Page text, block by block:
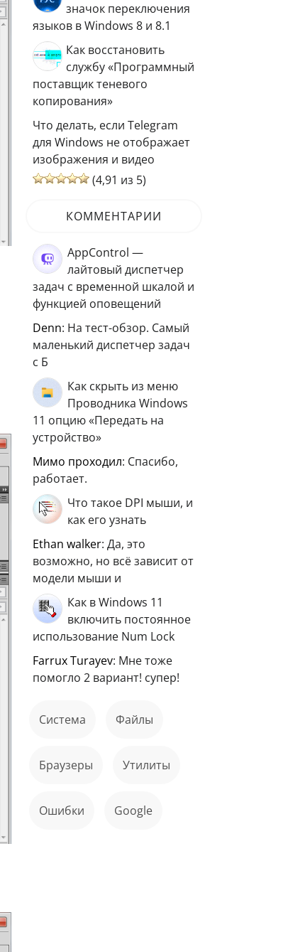
значок переключения
языков в Windows 8 и 8.1
Как восстановить
службу «Программный
поставщик теневого
копирования»
Что делать, если Telegram
для Windows не отображает
изображения и видео
(4,91 из 5)
КОММЕНТАРИИ
AppControl —
лайтовый диспетчер
задач с временной шкалой и
функцией оповещений
Denn: На тест-обзор. Самый
маленький диспетчер задач
с Б
Как скрыть из меню
Проводника Windows
11 опцию «Передать на
устройство»
мимо проходил: Спасибо,
работает.
Что такое DPI мыши, и
как его узнать
ethan walker: Да, это
возможно, но всё зависит от
модели мыши и
Как в Windows 11
включить постоянное
использование Num Lock
Farrux Turayev: Мне тоже
помогло 2 вариант! супер!
Система файлы
Браузеры Утилиты
ошибки Google